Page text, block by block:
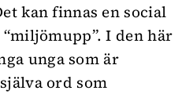
kan finnas en social
I den här
unga som är
ord som